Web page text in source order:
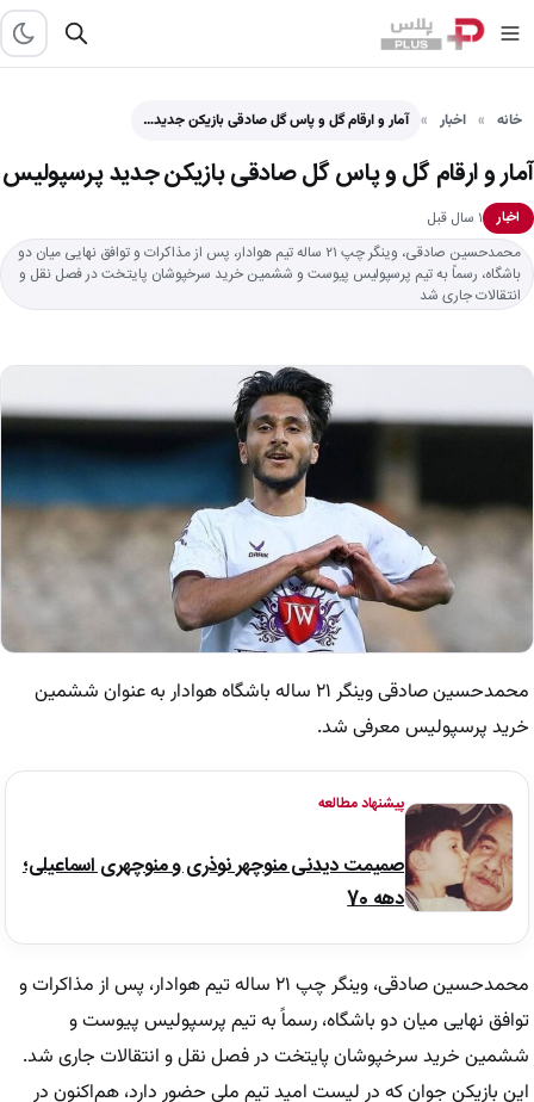
خانه اخبار آمار و ارقام گل و پاس گل صادقی بازیکن جدید…
آمار و ارقام گل و پاس گل صادقی بازیکن جدید پرسپولیس
اخبار
۱ سال قبل
محمدحسین صادقی، وینگر چپ ۲۱ ساله تیم هوادار، پس از مذاکرات و توافق نهایی میان دو
باشگاه، رسماً به تیم پرسپولیس پیوست و ششمین خرید سرخپوشان پایتخت در فصل نقل و
انتقالات جاری شد
محمدحسین صادقی وینگر ۲۱ ساله باشگاه هوادار به عنوان ششمین
خرید پرسپولیس معرفی شد.
پیشنهاد مطالعه
صمیمت دیدنی منوچهر نوذری و منوچهری اسماعیلی؛
دهه 70
محمدحسین صادقی، وینگر چپ ۲۱ ساله تیم هوادار، پس از مذاکرات و
توافق نهایی میان دو باشگاه، رسماً به تیم پرسپولیس پیوست و
ششمین خرید سرخپوشان پایتخت در فصل نقل و انتقالات جاری شد.
این بازیکن جوان که در لیست امید تیم ملی حضور دارد، هم‌اکنون در